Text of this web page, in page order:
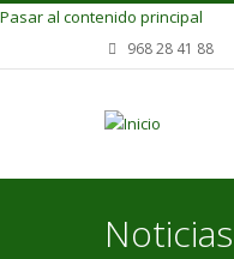
Pasar al contenido principal
968 28 41 88
Noticias